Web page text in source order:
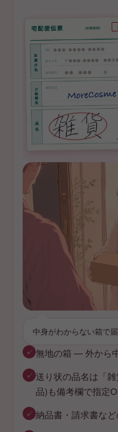
中身がわからない箱で
✓ 無地の箱 — 外から
✓ 送り状の品名は「
品)も備考欄で指定
✓ 納品書・請求書な